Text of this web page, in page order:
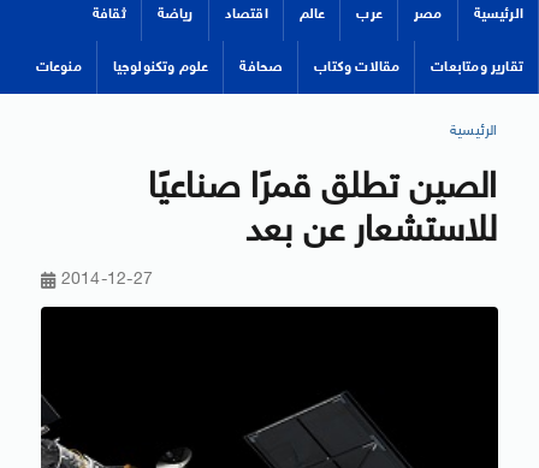
الرئيسية مصر عرب عالم اقتصاد رياضة ثقافة
تقارير ومتابعات مقالات وكتاب صحافة علوم وتكنولوجيا منوعات
الرئيسية
الصين تطلق قمرًا صناعيًا
للاستشعار عن بعد
2014-12-27